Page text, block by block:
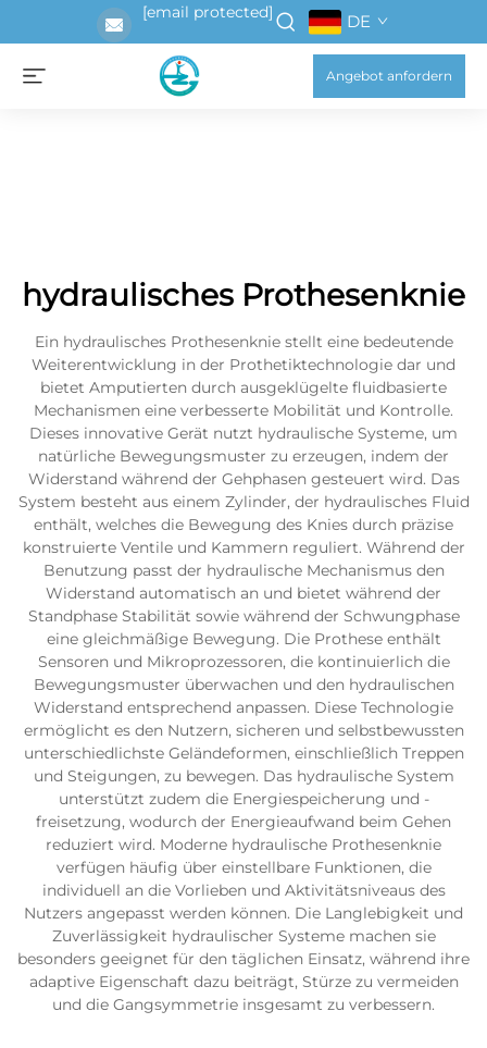
[email protected] DE
Angebot anfordern
hydraulisches Prothesenknie
Ein hydraulisches Prothesenknie stellt eine bedeutende
Weiterentwicklung in der Prothetiktechnologie dar und
bietet Amputierten durch ausgeklügelte fluidbasierte
Mechanismen eine verbesserte Mobilität und Kontrolle.
Dieses innovative Gerät nutzt hydraulische Systeme, um
natürliche Bewegungsmuster zu erzeugen, indem der
Widerstand während der Gehphasen gesteuert wird. Das
System besteht aus einem Zylinder, der hydraulisches Fluid
enthält, welches die Bewegung des Knies durch präzise
konstruierte Ventile und Kammern reguliert. Während der
Benutzung passt der hydraulische Mechanismus den
Widerstand automatisch an und bietet während der
Standphase Stabilität sowie während der Schwungphase
eine gleichmäßige Bewegung. Die Prothese enthält
Sensoren und Mikroprozessoren, die kontinuierlich die
Bewegungsmuster überwachen und den hydraulischen
Widerstand entsprechend anpassen. Diese Technologie
ermöglicht es den Nutzern, sicheren und selbstbewussten
unterschiedlichste Geländeformen, einschließlich Treppen
und Steigungen, zu bewegen. Das hydraulische System
unterstützt zudem die Energiespeicherung und -
freisetzung, wodurch der Energieaufwand beim Gehen
reduziert wird. Moderne hydraulische Prothesenknie
verfügen häufig über einstellbare Funktionen, die
individuell an die Vorlieben und Aktivitätsniveaus des
Nutzers angepasst werden können. Die Langlebigkeit und
Zuverlässigkeit hydraulischer Systeme machen sie
besonders geeignet für den täglichen Einsatz, während ihre
adaptive Eigenschaft dazu beiträgt, Stürze zu vermeiden
und die Gangsymmetrie insgesamt zu verbessern.